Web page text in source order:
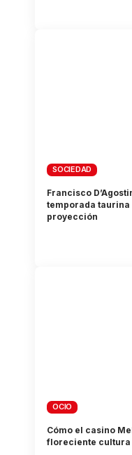
SOCIEDAD
Francisco
temporada taurina
proyección
OCIO
Cómo el casino
floreciente cultura